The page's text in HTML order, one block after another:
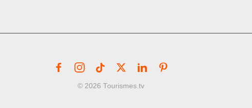
© 2026 Tourismes.tv